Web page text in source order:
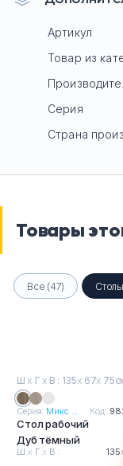
Артикул
Товар из
Серия
Страна
Товары
Все (47)
Ш х Г х В : 135х 67х
Серия: Микс ... Код:
Стол рабочий
Дуб тёмный
Ш х Г х В : 135